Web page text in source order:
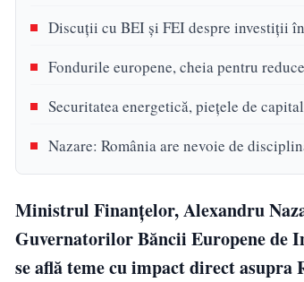
Discuții cu BEI și FEI despre investiții
Fondurile europene, cheia pentru
Securitatea energetică, piețele de
Nazare: România are nevoie de
Ministrul Finanțelor, Alexandru
Guvernatorilor Băncii Europene de
se află teme cu impact direct